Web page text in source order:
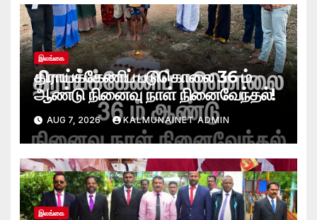
இலங்கை
திராய்க்கேணிப் படுகொலை 36 ம்
ஆண்டு நினைவு நாள் நினைவேந்தல்!
AUG 7, 2026 KALMUNAINET ADMIN
இலங்கை